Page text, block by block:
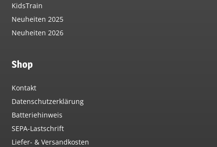
KidsTrain
Neuheiten 2025
Neuheiten 2026
Shop
Kontakt
Datenschutzerklärung
Batteriehinweis
SEPA-Lastschrift
Liefer- & Versandkosten